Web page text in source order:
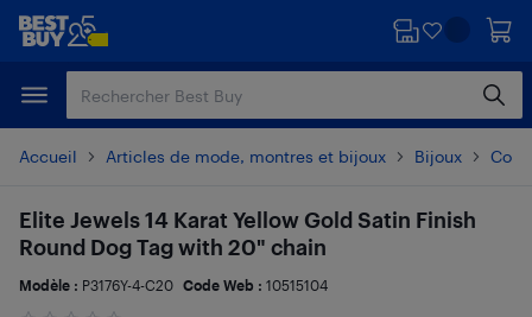
Passer
principal
Passer
Accueil Articles de mode, montres et bijoux Bijoux
Elite Jewels 14 Karat Yellow Gold Satin Finish
Round Dog Tag with 20" chain
Modèle : P3176Y-4-C20 Code Web : 10515104